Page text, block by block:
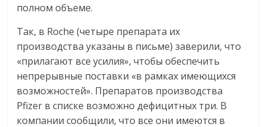
полном объеме.
Так, в Roche (четыре препарата их
производства указаны в письме) заверили, что
«прилагают все усилия», чтобы обеспечить
непрерывные поставки «в рамках имеющихся
возможностей». Препаратов производства
Pfizer в списке возможно дефицитных три. В
компании сообщили, что все они имеются в